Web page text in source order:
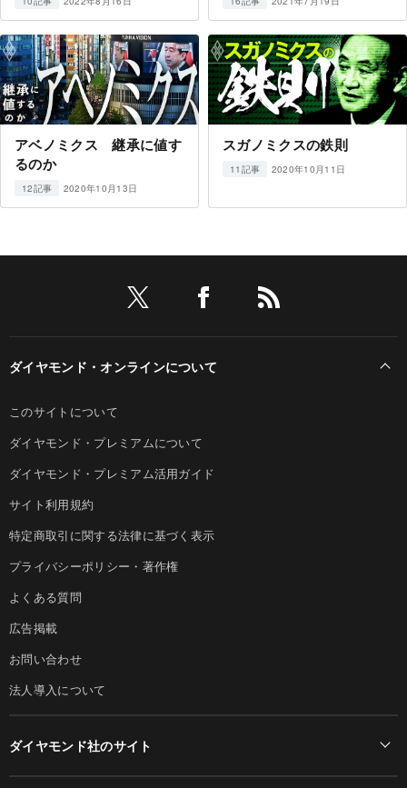
アベノミクス 継承に値す
るのか
12記事 2020年10月13日
スガノミクスの鉄則
11記事 2020年10月11日
ダイヤモンド・オンラインについて
このサイトについて
ダイヤモンド・プレミアムについて
ダイヤモンド・プレミアム活用ガイド
サイト利用規約
特定商取引に関する法律に基づく表示
プライバシーポリシー・著作権
よくある質問
広告掲載
お問い合わせ
法人導入について
ダイヤモンド社のサイト